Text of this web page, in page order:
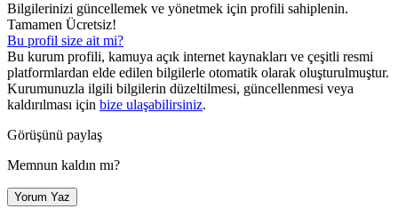
Bilgilerinizi güncellemek ve yönetmek için profili sahiplenin.
Tamamen Ücretsiz!
Bu profil size ait mi?
Bu kurum profili, kamuya açık internet kaynakları ve çeşitli resmi
platformlardan elde edilen bilgilerle otomatik olarak oluşturulmuştur.
Kurumunuzla ilgili bilgilerin düzeltilmesi, güncellenmesi veya
kaldırılması için bize ulaşabilirsiniz.
Görüşünü paylaş
Memnun kaldın mı?
Yorum Yaz